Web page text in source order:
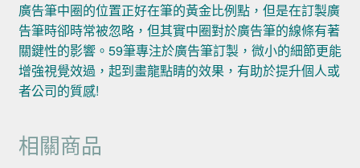
廣告筆中圈的位置正好在筆的黃金比例點，但是在訂製廣
告筆時卻時常被忽略，但其實中圈對於廣告筆的線條有著
關鍵性的影響。59筆專注於廣告筆訂製，微小的細節更能
增強視覺效過，起到畫龍點睛的效果，有助於提升個人或
者公司的質感!
相關商品